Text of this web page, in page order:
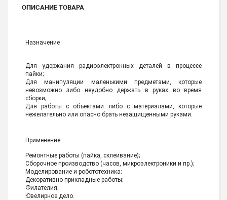
ОПИСАНИЕ ТОВАРА
Назначение
Для удержания радиоэлектронных деталей в процессе
пайки;
Для манипуляции маленькими предметами, которые
невозможно либо неудобно держать в руках во время
сборки;
Для работы с объектами либо с материалами, которые
нежелательно или опасно брать незащищенными руками.
Применение
Ремонтные работы (пайка, склеивание);
Сборочное производство (часов, микроэлектроники и пр.);
Моделирование и робототехника;
Декоративно-прикладные работы;
Филателия;
Ювелирное дело.